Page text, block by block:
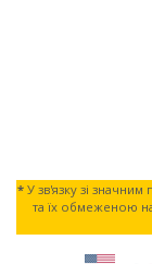
*У зв'язку зі значним
та їх обмеженою